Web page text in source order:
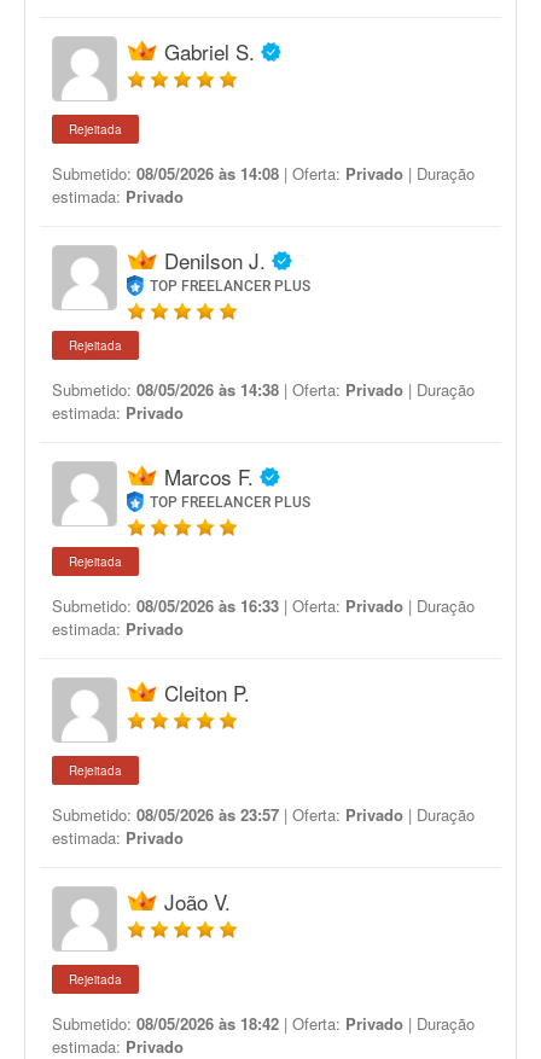
Gabriel S.
Rejeitada
Submetido: 08/05/2026 às 14:08 | Oferta: Privado | Duração
estimada: Privado
Denilson J.
TOP FREELANCER PLUS
Rejeitada
Submetido: 08/05/2026 às 14:38 | Oferta: Privado | Duração
estimada: Privado
Marcos F.
TOP FREELANCER PLUS
Rejeitada
Submetido: 08/05/2026 às 16:33 | Oferta: Privado | Duração
estimada: Privado
Cleiton P.
Rejeitada
Submetido: 08/05/2026 às 23:57 | Oferta: Privado | Duração
estimada: Privado
João V.
Rejeitada
Submetido: 08/05/2026 às 18:42 | Oferta: Privado | Duração
estimada: Privado